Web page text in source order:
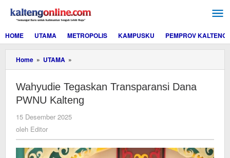
konten
HOME
UTAMA METROPOLIS KAMPUSKU PEMPROV KALTENG
Home » UTAMA »
Tegaskan
Dana
PWNU
Kalteng
Wahyudie Tegaskan Transparansi Dana
PWNU Kalteng
15 Desember 2025
oleh Editor